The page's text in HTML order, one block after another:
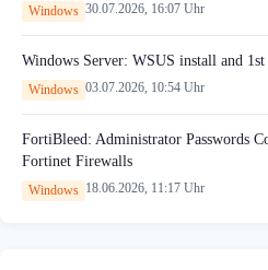
Windows 30.07.2026, 16:07 Uhr
Windows Server: WSUS install and
Windows 03.07.2026, 10:54 Uhr
FortiBleed: Administrator Passwords
Fortinet Firewalls
Windows 18.06.2026, 11:17 Uhr